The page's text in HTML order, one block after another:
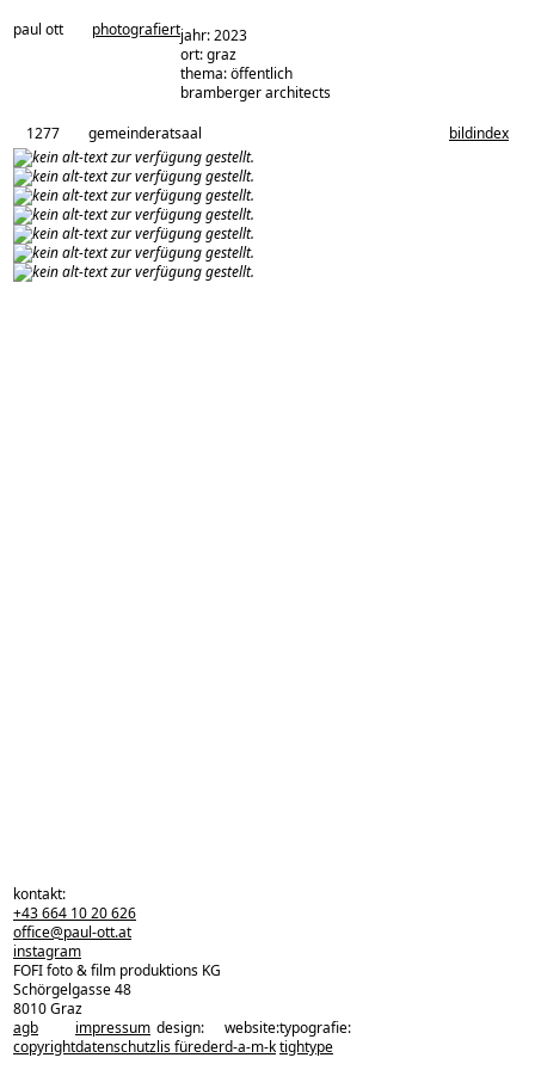
paul ott photografiertjahr: 2023
ort: graz
thema: öffentlich
architekturbüro:
bramberger architects
1277 gemeinderatsaal bildindex
zurück zu den projekten
kontakt:
+43 664 10 20 626
office@paul-ott.at
instagram
FOFI foto & film produktions KG
Schörgelgasse 48
8010 Graz
agb
copyright
impressum
datenschutz
design:
lis füreder
website:
d-a-m-k
typografie:
tightype